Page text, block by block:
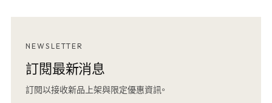
NEWSLETTER
訂閱最新消息
訂閱以接收新品上架與限定優惠資訊。